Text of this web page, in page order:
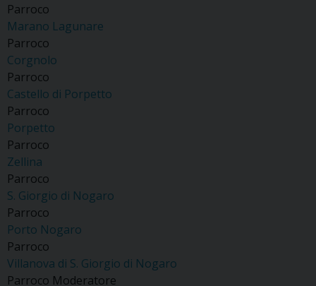
Parroco
Marano Lagunare
Parroco
Corgnolo
Parroco
Castello di Porpetto
Parroco
Porpetto
Parroco
Zellina
Parroco
S. Giorgio di Nogaro
Parroco
Porto Nogaro
Parroco
Villanova di S. Giorgio di Nogaro
Parroco Moderatore